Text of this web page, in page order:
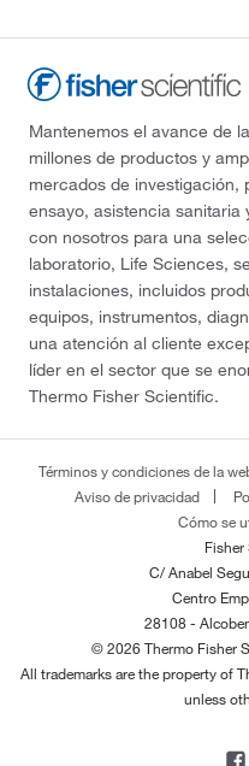
Mantenemos el avance de
millones de productos y
mercados de investigación,
ensayo, asistencia
con nosotros para una
laboratorio, Life Sciences,
instalaciones, incluidos
equipos, instrumentos,
una atención al cliente
líder en el sector que se
Thermo Fisher Scientific.
Términos y condiciones de la
Aviso de privacidad
Cómo se
Fisher
C/ Anabel
Centro
28108 -
© 2026 Thermo Fisher
All trademarks are the property of
unless